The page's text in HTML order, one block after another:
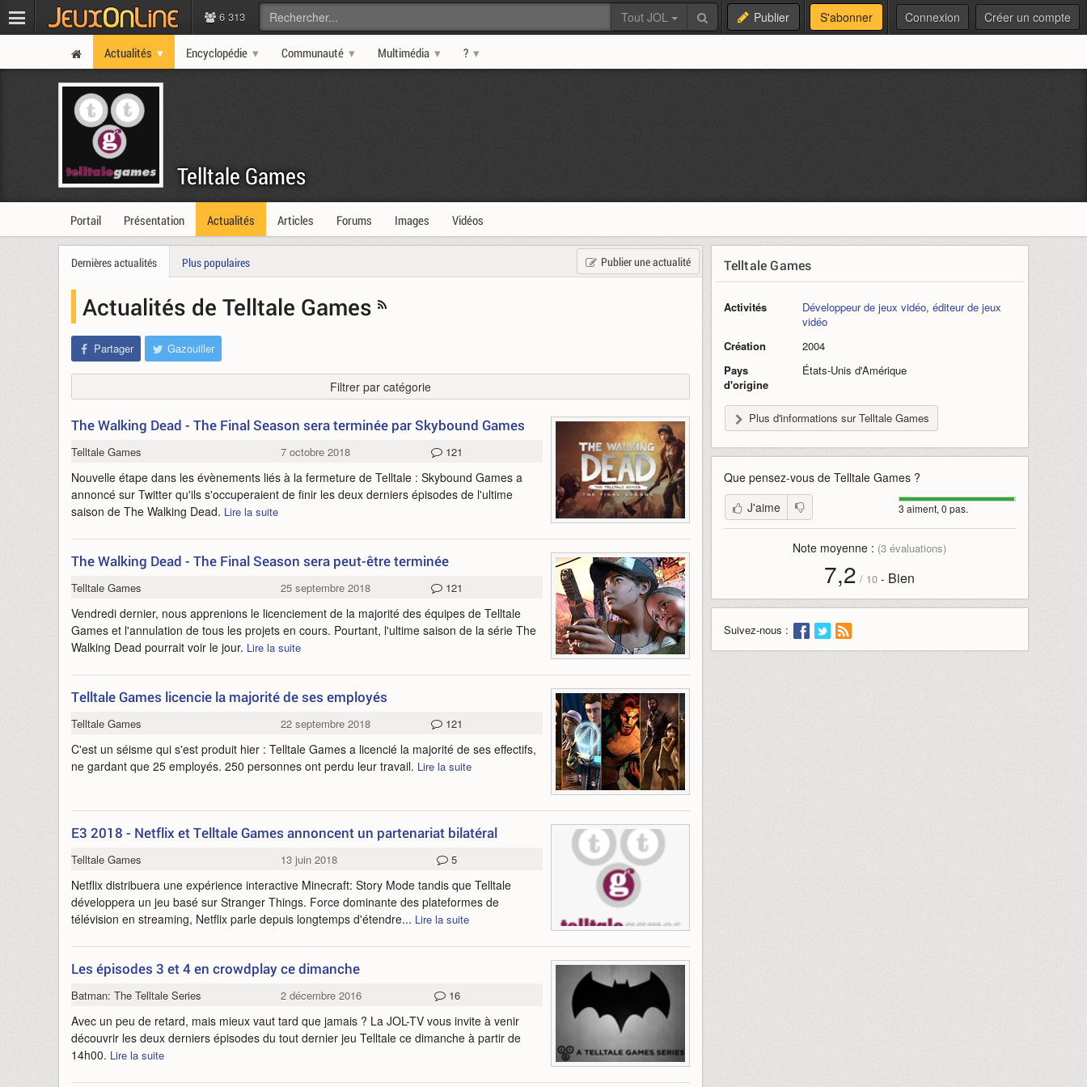
6 313 Tout JOL Publier S'abonner Connexion Créer un compte
Actualités Encyclopédie Communauté Multimédia ?
Telltale Games
Portail Présentation Actualités Articles Forums Images Vidéos
Publier une actualité
Dernières actualités Plus populaires
Actualités de Telltale Games
Partager Gazouiller
Filtrer par catégorie
The Walking Dead - The Final Season sera terminée par Skybound Games
Telltale Games 7 octobre 2018 121
Nouvelle étape dans les évènements liés à la fermeture de Telltale : Skybound Games a
annoncé sur Twitter qu'ils s'occuperaient de finir les deux derniers épisodes de l'ultime
saison de The Walking Dead. Lire la suite
The Walking Dead - The Final Season sera peut-être terminée
Telltale Games 25 septembre 2018 121
Vendredi dernier, nous apprenions le licenciement de la majorité des équipes de Telltale
Games et l'annulation de tous les projets en cours. Pourtant, l'ultime saison de la série The
Walking Dead pourrait voir le jour. Lire la suite
Telltale Games licencie la majorité de ses employés
Telltale Games 22 septembre 2018 121
C'est un séisme qui s'est produit hier : Telltale Games a licencié la majorité de ses effectifs,
ne gardant que 25 employés. 250 personnes ont perdu leur travail. Lire la suite
E3 2018 - Netflix et Telltale Games annoncent un partenariat bilatéral
Telltale Games 13 juin 2018 5
Netflix distribuera une expérience interactive Minecraft: Story Mode tandis que Telltale
développera un jeu basé sur Stranger Things. Force dominante des plateformes de
télévision en streaming, Netflix parle depuis longtemps d'étendre... Lire la suite
Les épisodes 3 et 4 en crowdplay ce dimanche
Batman: The Telltale Series 2 décembre 2016 16
Avec un peu de retard, mais mieux vaut tard que jamais ? La JOL-TV vous invite à venir
découvrir les deux derniers épisodes du tout dernier jeu Telltale ce dimanche à partir de
14h00. Lire la suite
Telltale Games
Activités Développeur de jeux vidéo, éditeur de jeux
vidéo
Création
2004
Pays
d'origine
États-Unis d'Amérique
Plus d'informations sur Telltale Games
Que pensez-vous de Telltale Games?
3 aiment, 0 pas.
J'aime
Note moyenne : (3 évaluations)
7,2 / 10 - Bien
Suivez-nous :